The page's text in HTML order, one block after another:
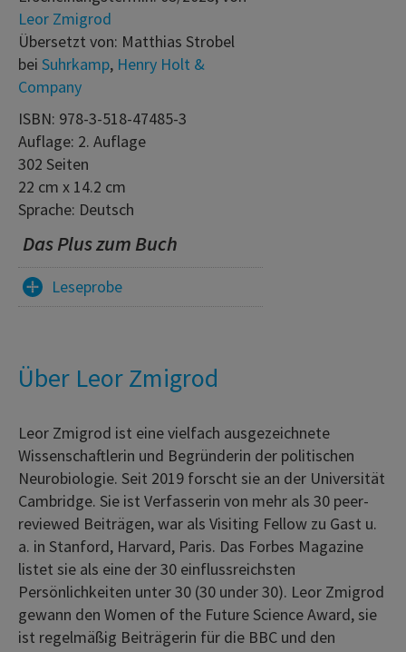
Leor Zmigrod
Übersetzt von: Matthias Strobel
bei Suhrkamp, Henry Holt &
Company
ISBN: 978-3-518-47485-3
Auflage: 2. Auflage
302 Seiten
22 cm x 14.2 cm
Sprache: Deutsch
Das Plus zum Buch
Leseprobe
Über Leor Zmigrod
Leor Zmigrod ist eine vielfach ausgezeichnete
Wissenschaftlerin und Begründerin der politischen
Neurobiologie. Seit 2019 forscht sie an der Universität
Cambridge. Sie ist Verfasserin von mehr als 30 peer-
reviewed Beiträgen, war als Visiting Fellow zu Gast u.
a. in Stanford, Harvard, Paris. Das Forbes Magazine
listet sie als eine der 30 einflussreichsten
Persönlichkeiten unter 30 (30 under 30). Leor Zmigrod
gewann den Women of the Future Science Award, sie
ist regelmäßig Beiträgerin für die BBC und den